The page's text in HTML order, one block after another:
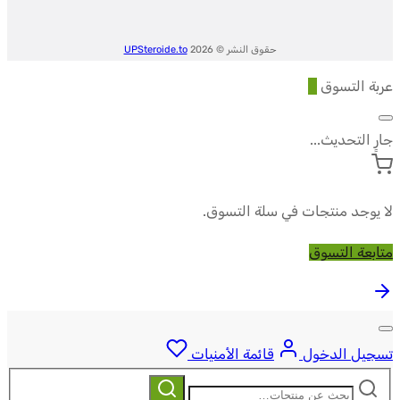
Medical
حقوق النشر © 2026 UPSteroide.to
عربة التسوق
جارٍ التحديث...
لا يوجد منتجات في سلة التسوق.
متابعة التسوق
تسجيل الدخول
قائمة الأمنيات
ابحث
بحث